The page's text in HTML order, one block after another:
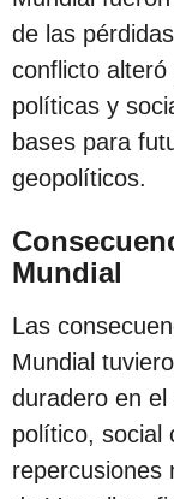
de las
conflicto
políticas y
bases para
geopolíticos.
Mundial
Las
Mundial
duradero en
político, social
repercusiones